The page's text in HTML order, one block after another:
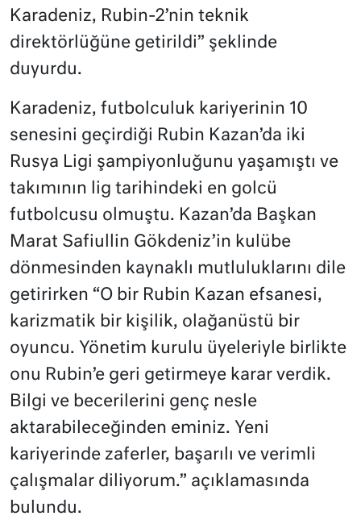
Karadeniz, Rubin-2’nin teknik
direktörlüğüne getirildi” şeklinde
duyurdu.
Karadeniz, futbolculuk kariyerinin 10
senesini geçirdiği Rubin Kazan’da iki
Rusya Ligi şampiyonluğunu yaşamıştı ve
takımının lig tarihindeki en golcü
futbolcusu olmuştu. Kazan’da Başkan
Marat Safiullin Gökdeniz’in kulübe
dönmesinden kaynaklı mutluluklarını dile
getirirken “O bir Rubin Kazan efsanesi,
karizmatik bir kişilik, olağanüstü bir
oyuncu. Yönetim kurulu üyeleriyle birlikte
onu Rubin’e geri getirmeye karar verdik.
Bilgi ve becerilerini genç nesle
aktarabileceğinden eminiz. Yeni
kariyerinde zaferler, başarılı ve verimli
çalışmalar diliyorum.” açıklamasında
bulundu.